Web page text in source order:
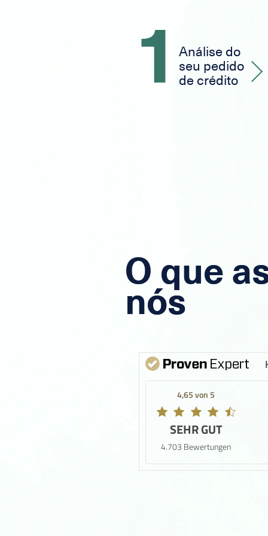
1Análise do
seu pedido
de crédito
O que
nós
4,65 von 5
SEHR GUT
4.703 Bewertungen